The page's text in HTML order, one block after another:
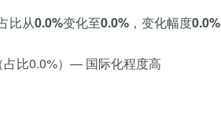
比从0.0%变化至0.0% ，变化幅度0.0%
（占比0.0%）— 国际化程度高